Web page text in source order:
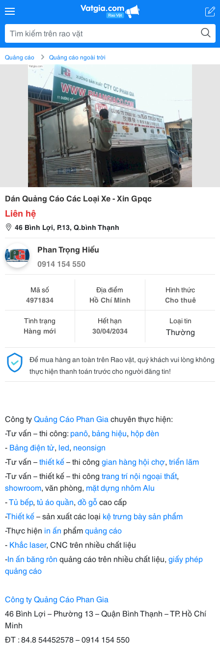
Quảng cáo Quảng cáo ngoài trời
Dán Quảng Cáo Các Loại Xe - Xin Gpqc
Liên hệ
46 Bình Lợi, P.13, Q.bình Thạnh
Phan Trọng Hiếu
0914 154 550
Mã số
4971834
Địa điểm
Hồ Chí Minh
Hình thức
Cho thuê
Tình trạng
Hàng mới
Hết hạn
30/04/2034
Loại tin
Thường
Để mua hàng an toàn trên Rao vặt, quý khách vui lòng không
thực hiện thanh toán trước cho người đăng tin!
Công tyQuảng Cáo Phan Gia chuyên thực hiện:
-Tư vấn – thi công: panô, bảng hiệu, hộp đèn
- Bảng điện tử, led, neonsign
-Tư vấn –thiết kế– thi công gian hàng hội chợ, triển lãm
-Tư vấn – thiết kế – thi công trang trí nội ngoại thất,
showroom, văn phòng, mặt dựng nhôm Alu
-Tủ bếp, tủ áo quần, đồ gỗcao cấp
-Thiết kế– sản xuất các loại kệ trưng bày sản phẩm
-Thực hiện in ấn phẩmquảng cáo
- Khắc laser, CNC trên nhiều chất liệu
-In ấn băng rôn quảng cáo trên nhiều chất liệu, giấy phép
quảng cáo
Công ty Quảng Cáo Phan Gia
46 Bình Lợi – Phường 13 – Quận Bình Thạnh – TP. Hồ Chí
Minh
ĐT : 84.8 54452578 – 0914 154 550